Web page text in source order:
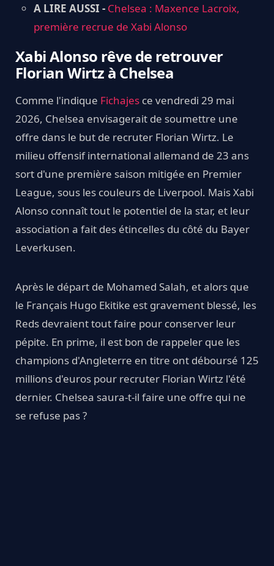
A LIRE AUSSI - Chelsea : Maxence Lacroix,
première recrue de Xabi Alonso
Xabi Alonso rêve de retrouver
Florian Wirtz à Chelsea
Comme l'indique Fichajes ce vendredi 29 mai
2026, Chelsea envisagerait de soumettre une
offre dans le but de recruter Florian Wirtz. Le
milieu offensif international allemand de 23 ans
sort d'une première saison mitigée en Premier
League, sous les couleurs de Liverpool. Mais Xabi
Alonso connaît tout le potentiel de la star, et leur
association a fait des étincelles du côté du Bayer
Leverkusen.
Après le départ de Mohamed Salah, et alors que
le Français Hugo Ekitike est gravement blessé, les
Reds devraient tout faire pour conserver leur
pépite. En prime, il est bon de rappeler que les
champions d'Angleterre en titre ont déboursé 125
millions d'euros pour recruter Florian Wirtz l'été
dernier. Chelsea saura-t-il faire une offre qui ne
se refuse pas ?